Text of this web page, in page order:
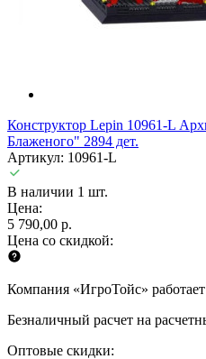
Конструктор Lepin 10961-L
Блаженого" 2894 дет.
Артикул: 10961-L
В наличии 1 шт.
Цена:
5 790,00 р.
Цена со скидкой:
Компания «ИгроТойс»
Безналичный расчет на
Оптовые скидки: